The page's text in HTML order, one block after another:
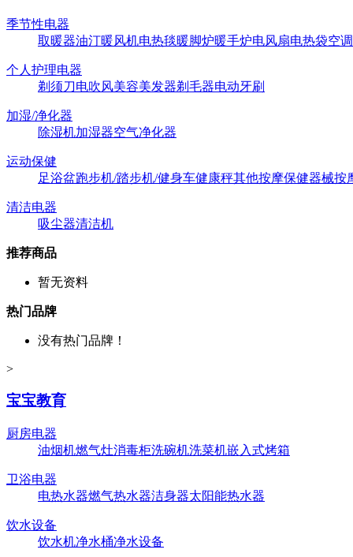
季节性电器
取暖器油汀暖风机电热毯暖脚炉暖手炉电风扇电热袋空
个人护理电器
剃须刀电吹风美容美发器剃毛器电动牙刷
加湿/净化器
除湿机加湿器空气净化器
运动保健
足浴盆跑步机/踏步机/健身车健康秤其他按摩保健器械按
清洁电器
吸尘器清洁机
推荐商品
暂无资料
热门品牌
没有热门品牌！
>
宝宝教育
厨房电器
油烟机燃气灶消毒柜洗碗机洗菜机嵌入式烤箱
卫浴电器
电热水器燃气热水器洁身器太阳能热水器
饮水设备
饮水机净水桶净水设备